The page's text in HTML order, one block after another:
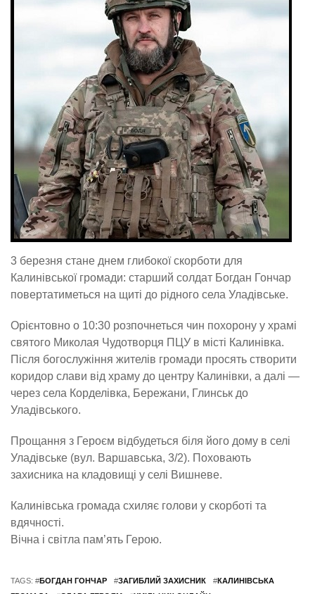
3 березня стане днем глибокої скорботи для
Калинівської громади: старший солдат Богдан Гончар
повертатиметься на щиті до рідного села Уладівське.
Орієнтовно о 10:30 розпочнеться чин похорону у храмі
святого Миколая Чудотворця ПЦУ в місті Калинівка.
Після богослужіння жителів громади просять створити
коридор слави від храму до центру Калинівки, а далі —
через села Корделівка, Бережани, Глинськ до
Уладівського.
Прощання з Героєм відбудеться біля його дому в селі
Уладівське (вул. Варшавська, 3/2). Поховають
захисника на кладовищі у селі Вишневе.
Калинівська громада схиляє голови у скорботі та
вдячності.
Вічна і світла пам’ять Герою.
TAGS: #БОГДАН ГОНЧАР #ЗАГИБЛИЙ ЗАХИСНИК #КАЛИНІВСЬКА